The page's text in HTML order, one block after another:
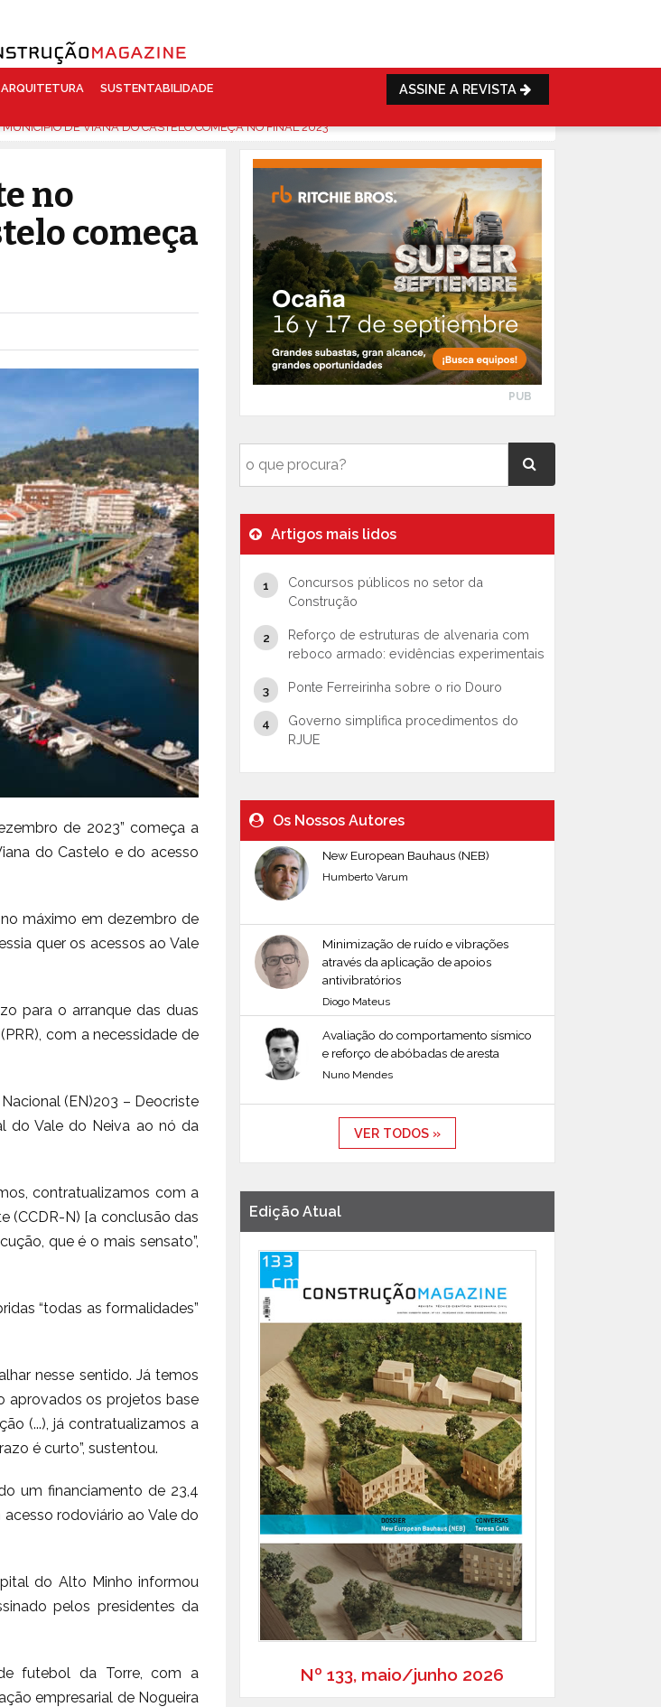
ARQUITETURA
SUSTENTABILIDADE
ASSINE A REVISTA
DE VIANA DO CASTELO COMEÇA NO FINAL 2023
no
começa
de 2023” começa a
do Castelo e do acesso
máximo em dezembro de
quer os acessos ao Vale
para o arranque das duas
com a necessidade de
(EN)203 – Deocriste
do Vale do Neiva ao nó da
contratualizamos com a
(CCDR-N) [a conclusão das
que é o mais sensato”,
“todas as formalidades”
nesse sentido. Já temos
aprovados os projetos base
(...), já contratualizamos a
é curto”, sustentou.
um financiamento de 23,4
rodoviário ao Vale do
do Alto Minho informou
pelos presidentes da
futebol da Torre, com a
empresarial de Nogueira
PUB
Artigos mais lidos
Concursos públicos no setor da
Construção
Reforço de estruturas de alvenaria com
reboco armado: evidências experimentais
Ponte Ferreirinha sobre o rio Douro
Governo simplifica procedimentos do
RJUE
Os Nossos Autores
New European Bauhaus (NEB)
Humberto Varum
Minimização de ruído e vibrações
através da aplicação de apoios
antivibratórios
Diogo Mateus
Avaliação do comportamento sísmico
e reforço de abóbadas de aresta
Nuno Mendes
VER TODOS »
Edição Atual
Nº 133, maio/junho 2026